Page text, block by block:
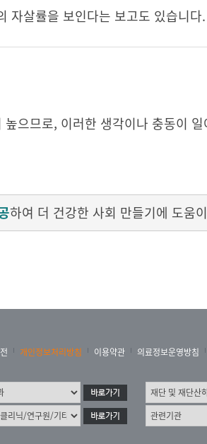
자살률을 보인다는 보고도 있습니다.
으므로, 이러한 생각이나 충동이
하여 더 건강한 사회 만들기에 도움
개인정보처리방침 이용약관 의료정보운영방침